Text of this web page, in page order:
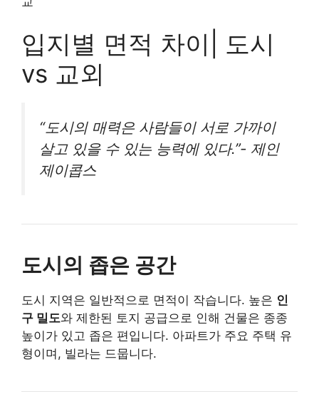
입지별 면적 차이| 도시
vs 교외
“도시의 매력은 사람들이 서로 가까이
살고 있을 수 있는 능력에 있다.”- 제인
제이콥스
도시의 좁은 공간
도시 지역은 일반적으로 면적이 작습니다. 높은 인
구 밀도와 제한된 토지 공급으로 인해 건물은 종종
높이가 있고 좁은 편입니다. 아파트가 주요 주택 유
형이며, 빌라는 드뭅니다.